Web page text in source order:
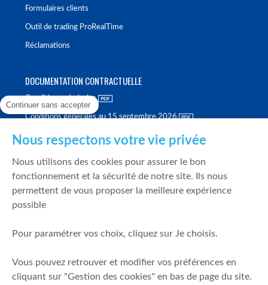
Formulaires clients
Outil de trading ProRealTime
Réclamations
DOCUMENTATION CONTRACTUELLE
Conditions générales
Conditions générales au 15 septembre 2026
Politique de meilleure sélection
Politique de durabilité
Fonds de garantie des dépôts et de résolution
Mentions légales
Prévention de la fraude
Continuer sans accepter
Nous respectons votre vie privée
Nous utilisons des cookies pour assurer le bon
fonctionnement et la sécurité de notre site. Ils nous
permettent de vous proposer la meilleure expérience
possible
Pour paramétrer vos choix, cliquez sur Je choisis.
Vous pouvez retrouver et modifier vos préférences en
cliquant sur "Gestion des cookies" en bas de page du site.